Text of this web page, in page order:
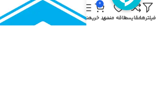
فیلترهامقایسهعلاقه مندی
0
سبد خریدمنو